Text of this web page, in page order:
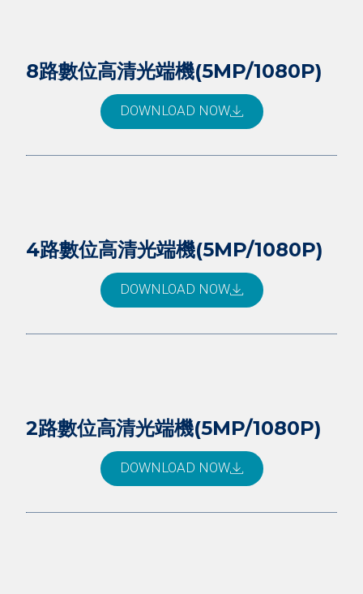
8路數位高清光端機(5MP/1080P)
DOWNLOAD NOW
4路數位高清光端機(5MP/1080P)
DOWNLOAD NOW
2路數位高清光端機(5MP/1080P)
DOWNLOAD NOW